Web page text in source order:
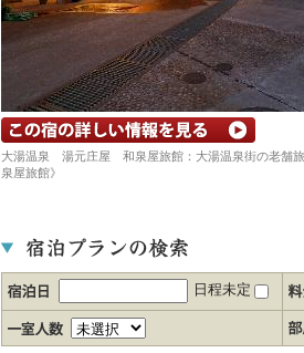
宿の詳細ホームページを見る
大湯温泉 湯元庄屋 和泉屋旅館：大湯温泉街の老舗
泉屋旅館》
日程未定